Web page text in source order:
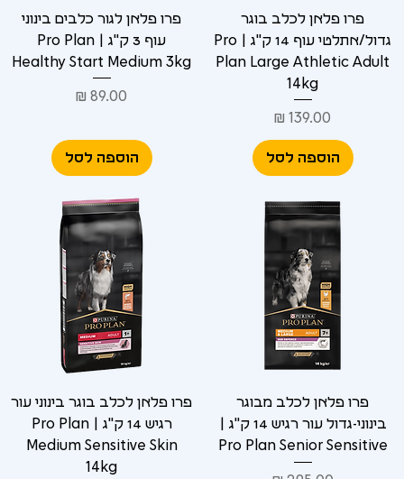
פרו פלאן לכלב בוגר
גדול/אתלטי עוף 14 ק"ג | Pro
Plan Large Athletic Adult
14kg
מחיר
הוספה לסל
פרו פלאן לגור כלבים בינוני
עוף 3 ק"ג | Pro Plan
Healthy Start Medium 3kg
מחיר
הוספה לסל
פרו פלאן לכלב מבוגר
בינוני-גדול עור רגיש 14 ק"ג |
Pro Plan Senior Sensitive
פרו פלאן לכלב בוגר בינוני עור
רגיש 14 ק"ג | Pro Plan
Medium Sensitive Skin
14kg